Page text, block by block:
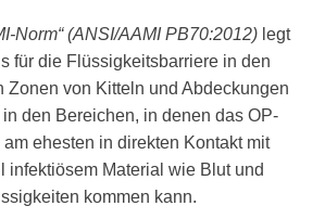
Norm“ (ANSI/AAMI PB70:2012) legt
für die Flüssigkeitsbarriere in den
Zonen von Kitteln und Abdeckungen
den Bereichen, in denen das OP-
am ehesten in direkten Kontakt mit
infektiösem Material wie Blut und
kommen kann.